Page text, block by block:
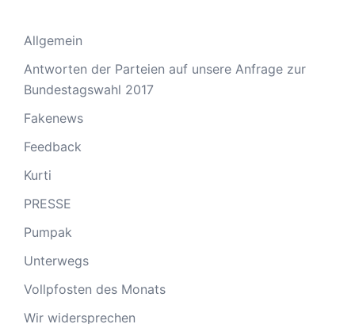
Allgemein
Antworten der Parteien auf unsere Anfrage zur
Bundestagswahl 2017
Fakenews
Feedback
Kurti
PRESSE
Pumpak
Unterwegs
Vollpfosten des Monats
Wir widersprechen